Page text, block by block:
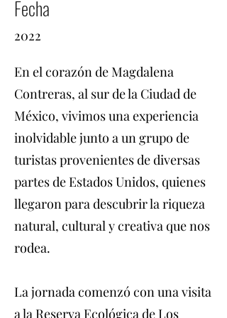
Fecha
2022
En el corazón de Magdalena
Contreras, al sur de la Ciudad de
México, vivimos una experiencia
inolvidable junto a un grupo de
turistas provenientes de diversas
partes de Estados Unidos, quienes
llegaron para descubrir la riqueza
natural, cultural y creativa que nos
rodea.
La jornada comenzó con una visita
a la Reserva Ecológica de Los